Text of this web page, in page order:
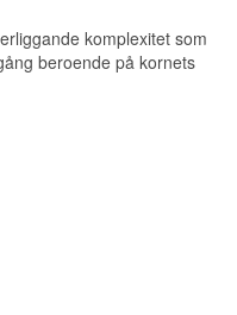
bara sex år efter att
av
komplexitet som
beroende på kornets